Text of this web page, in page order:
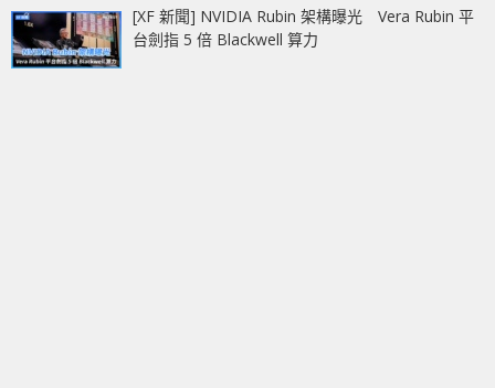
[XF 新聞] NVIDIA Rubin 架構曝光 Vera Rubin 平
台劍指 5 倍 Blackwell 算力